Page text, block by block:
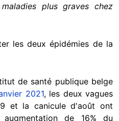
plus graves chez
les deux épidémies de la
de santé publique belge
2021, les deux vagues
et la canicule d'août ont
de 16% du